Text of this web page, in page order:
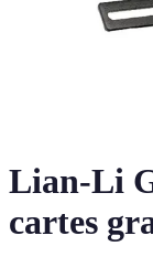
Lian-Li
cartes